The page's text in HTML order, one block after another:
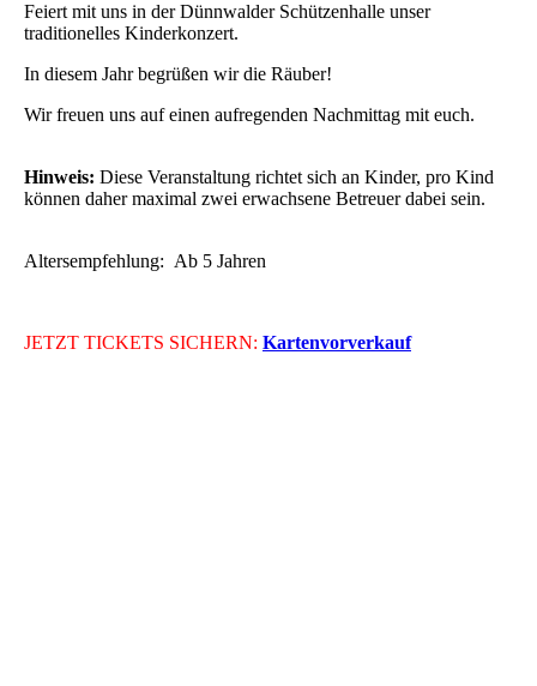
Feiert mit uns in der Dünnwalder Schützenhalle unser
traditionelles Kinderkonzert.
In diesem Jahr begrüßen wir die Räuber!
Wir freuen uns auf einen aufregenden Nachmittag mit euch.
Hinweis: Diese Veranstaltung richtet sich an Kinder, pro Kind
können daher maximal zwei erwachsene Betreuer dabei sein.
Altersempfehlung: Ab 5 Jahren
JETZT TICKETS SICHERN: Kartenvorverkauf